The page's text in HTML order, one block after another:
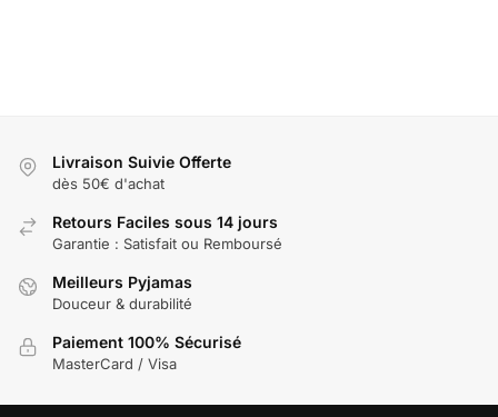
Livraison Suivie Offerte
dès 50€ d'achat
Retours Faciles sous 14 jours
Garantie : Satisfait ou Remboursé
Meilleurs Pyjamas
Douceur & durabilité
Paiement 100% Sécurisé
MasterCard / Visa